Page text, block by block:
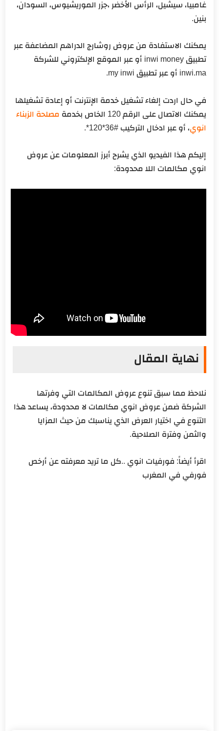
غامبيا، سيشيل، الرأس الأخضر ،جزر الموريشيوس، السودان،
بنين.
يمكنك الاستفادة من عروض روشارج الدراهم المضاعفة عبر
تطبيق inwi money أو عبر الموقع الإلكتروني للشركة
inwi.ma أو عبر تطبيق my inwi.
في حال اردت إلغاء تشغيل خدمة الإنترنت أو إعادة تشغيلها
يمكنك الاتصال على الرقم 120 الخاص بخدمة
مصلحة الزبناء
انوي، أو عبر ادخال التركيب #36*120*.
إليكم هذا الفيديو الذي يشرح أبرز المعلومات عن عروض
انوي مكالمات اللا محدودة:
نهاية المقال
نلاحظ مما سبق تنوع عروض المكالمات التي وفرتها
الشركة ضمن عروض انوي مكالمات لا محدودة، يساعد هذا
التنوع في اختيار العرض الذي يناسبك من حيث المزايا
والثمن وفترة الصلاحية.
اقرأ أيضاً: فورفيات انوي ..كل ما تريد معرفته عن أرخص
فورفي في المغرب